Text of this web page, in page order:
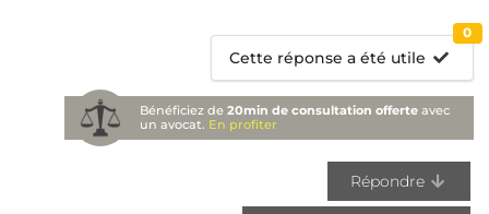
Cette réponse a été utile
0
Bénéficiez de20min de consultation offerte avec
un avocat. En profiter
Répondre